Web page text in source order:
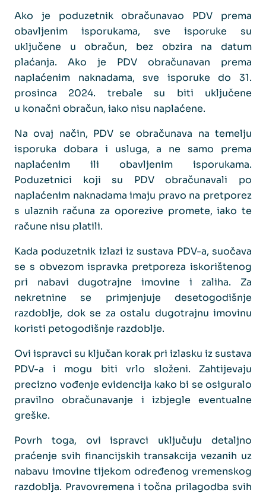
Ako je poduzetnik obračunavao PDV prema
obavljenim isporukama, sve isporuke su
uključene u obračun, bez obzira na datum
plaćanja. Ako je PDV obračunavan prema
naplaćenim naknadama, sve isporuke do 31.
prosinca 2024. trebale su biti uključene
u konačni obračun, iako nisu naplaćene.
Na ovaj način, PDV se obračunava na temelju
isporuka dobara i usluga, a ne samo prema
naplaćenim ili obavljenim isporukama.
Poduzetnici koji su PDV obračunavali po
naplaćenim naknadama imaju pravo na pretporez
s ulaznih računa za oporezive promete, iako te
račune nisu platili.
Kada poduzetnik izlazi iz sustava PDV-a, suočava
se s obvezom ispravka pretporeza iskorištenog
pri nabavi dugotrajne imovine i zaliha. Za
nekretnine se primjenjuje desetogodišnje
razdoblje, dok se za ostalu dugotrajnu imovinu
koristi petogodišnje razdoblje.
Ovi ispravci su ključan korak pri izlasku iz sustava
PDV-a i mogu biti vrlo složeni. Zahtijevaju
precizno vođenje evidencija kako bi se osiguralo
pravilno obračunavanje i izbjegle eventualne
greške.
Povrh toga, ovi ispravci uključuju detaljno
praćenje svih financijskih transakcija vezanih uz
nabavu imovine tijekom određenog vremenskog
razdoblja. Pravovremena i točna prilagodba svih